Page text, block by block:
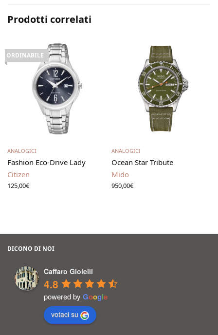
Prodotti correlati
ORDINABILE
ANALOGICI
Fashion Eco-Drive Lady
Citizen
125,00€
Aggiungi al carrello
ANALOGICI
Ocean Star Tribute
Mido
950,00€
DICONO DI NOI
Caffaro Gioielli
4.8
powered by Google
votaci su